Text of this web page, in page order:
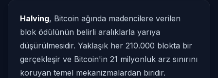
Halving, Bitcoin ağında madencilere verilen
blok ödülünün belirli aralıklarla yarıya
düşürülmesidir. Yaklaşık her 210.000 blokta bir
gerçekleşir ve Bitcoin'in 21 milyonluk arz sınırını
koruyan temel mekanizmalardan biridir.